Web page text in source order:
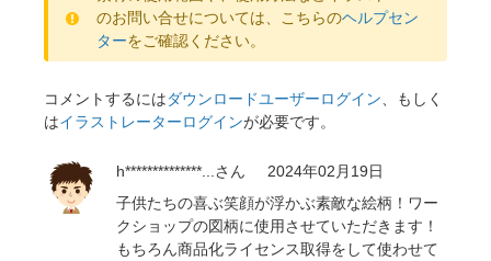
のお問い合せについては、こちらのヘルプセン
ターをご確認ください。
コメントするにはダウンロードユーザーログイン、もしく
はイラストレーターログインが必要です。
h**************...さん
2024年02月19日
子供たちの喜ぶ笑顔が浮かぶ素敵な絵柄！ワー
クショップの図柄に使用させていただきます！
もちろん商品化ライセンス取得をして使わせて